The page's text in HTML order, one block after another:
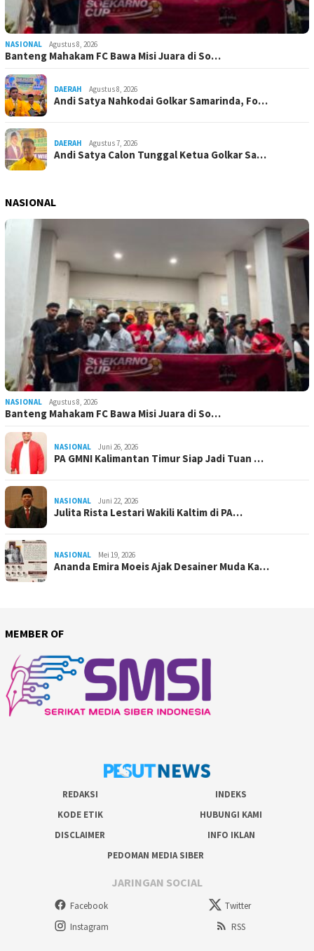
NASIONAL Agustus 8, 2026
Banteng Mahakam FC Bawa Misi Juara di So…
DAERAH Agustus 8, 2026
Andi Satya Nahkodai Golkar Samarinda, Fo…
DAERAH Agustus 7, 2026
Andi Satya Calon Tunggal Ketua Golkar Sa…
NASIONAL
NASIONAL Agustus 8, 2026
Banteng Mahakam FC Bawa Misi Juara di So…
NASIONAL Juni 26, 2026
PA GMNI Kalimantan Timur Siap Jadi Tuan …
NASIONAL Juni 22, 2026
Julita Rista Lestari Wakili Kaltim di PA…
NASIONAL Mei 19, 2026
Ananda Emira Moeis Ajak Desainer Muda Ka…
MEMBER OF
REDAKSI
INDEKS
KODE ETIK
HUBUNGI KAMI
DISCLAIMER
INFO IKLAN
PEDOMAN MEDIA SIBER
JARINGAN SOCIAL
Facebook
Twitter
Instagram
RSS